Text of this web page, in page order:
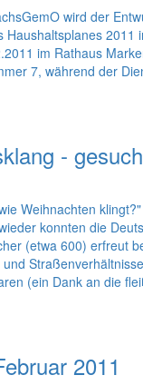
wird der
Haushaltsplanes 2011
im Rathaus
7, während der
-
Weihnachten
konnten die
(etwa 600) erfreut
(ein Dank an die
2011